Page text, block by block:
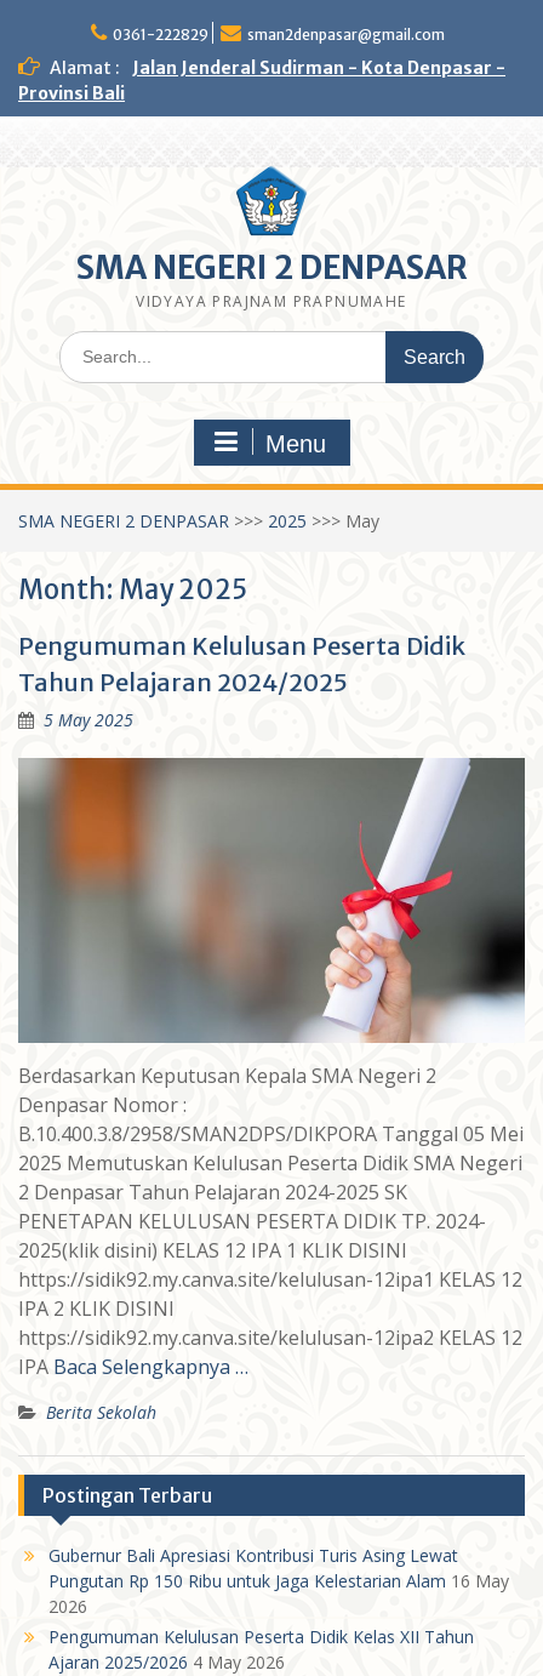
content
0361-222829 sman2denpasar@gmail.com
Alamat :
Jalan Jenderal Sudirman - Kota Denpasar -
Provinsi Bali
SMA NEGERI 2 DENPASAR
VIDYAYA PRAJNAM PRAPNUMAHE
Search
for:
Menu
SMA NEGERI 2 DENPASAR >>> 2025 >>> May
Month: May 2025
Pengumuman Kelulusan Peserta Didik
Tahun Pelajaran 2024/2025
5 May 2025
Berdasarkan Keputusan Kepala SMA Negeri 2
Denpasar Nomor :
B.10.400.3.8/2958/SMAN2DPS/DIKPORA Tanggal 05 Mei
2025 Memutuskan Kelulusan Peserta Didik SMA Negeri
2 Denpasar Tahun Pelajaran 2024-2025 SK
PENETAPAN KELULUSAN PESERTA DIDIK TP. 2024-
2025(klik disini) KELAS 12 IPA 1 KLIK DISINI
https://sidik92.my.canva.site/kelulusan-12ipa1 KELAS 12
IPA 2 KLIK DISINI
https://sidik92.my.canva.site/kelulusan-12ipa2 KELAS 12
IPA Baca Selengkapnya …
Berita Sekolah
Postingan Terbaru
Gubernur Bali Apresiasi Kontribusi Turis Asing Lewat
Pungutan Rp 150 Ribu untuk Jaga Kelestarian Alam 16 May
2026
Pengumuman Kelulusan Peserta Didik Kelas XII Tahun
Ajaran 2025/2026 4 May 2026